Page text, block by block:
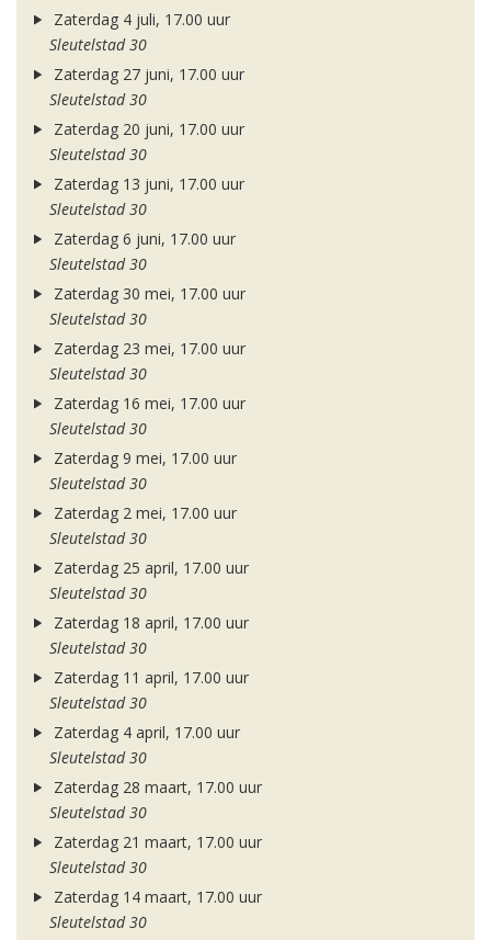
Zaterdag 4 juli, 17.00 uur
Sleutelstad 30
Zaterdag 27 juni, 17.00 uur
Sleutelstad 30
Zaterdag 20 juni, 17.00 uur
Sleutelstad 30
Zaterdag 13 juni, 17.00 uur
Sleutelstad 30
Zaterdag 6 juni, 17.00 uur
Sleutelstad 30
Zaterdag 30 mei, 17.00 uur
Sleutelstad 30
Zaterdag 23 mei, 17.00 uur
Sleutelstad 30
Zaterdag 16 mei, 17.00 uur
Sleutelstad 30
Zaterdag 9 mei, 17.00 uur
Sleutelstad 30
Zaterdag 2 mei, 17.00 uur
Sleutelstad 30
Zaterdag 25 april, 17.00 uur
Sleutelstad 30
Zaterdag 18 april, 17.00 uur
Sleutelstad 30
Zaterdag 11 april, 17.00 uur
Sleutelstad 30
Zaterdag 4 april, 17.00 uur
Sleutelstad 30
Zaterdag 28 maart, 17.00 uur
Sleutelstad 30
Zaterdag 21 maart, 17.00 uur
Sleutelstad 30
Zaterdag 14 maart, 17.00 uur
Sleutelstad 30